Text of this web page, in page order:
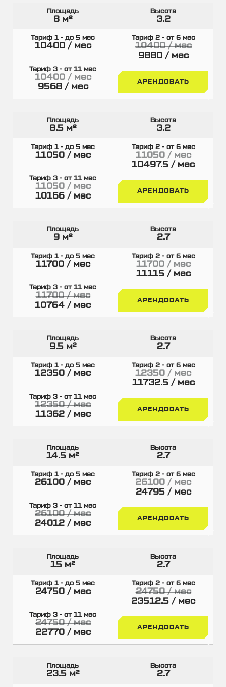
8 м² 3.2
10400 / мес
10400 / мес
9880 / мес
10400 / мес
9568 / мес
АРЕНДОВАТЬ
8.5 м² 3.2
11050 / мес
11050 / мес
10497.5 / мес
11050 / мес
10166 / мес
АРЕНДОВАТЬ
9 м² 2.7
11700 / мес
11700 / мес
11115 / мес
11700 / мес
10764 / мес
АРЕНДОВАТЬ
9.5 м² 2.7
12350 / мес
12350 / мес
11732.5 / мес
12350 / мес
11362 / мес
АРЕНДОВАТЬ
14.5 м² 2.7
26100 / мес
26100 / мес
24795 / мес
26100 / мес
24012 / мес
АРЕНДОВАТЬ
15 м² 2.7
24750 / мес
24750 / мес
23512.5 / мес
24750 / мес
22770 / мес
АРЕНДОВАТЬ
23.5 м² 2.7